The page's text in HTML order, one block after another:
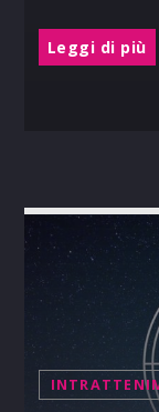
Leggi di più